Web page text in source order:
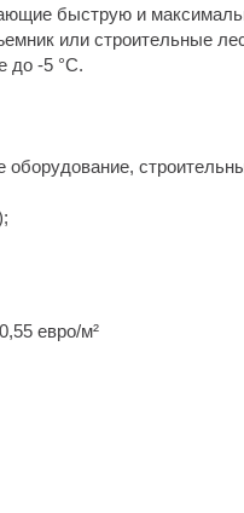
быструю и
или строительные
до -5 °C.
оборудование,
евро/м²